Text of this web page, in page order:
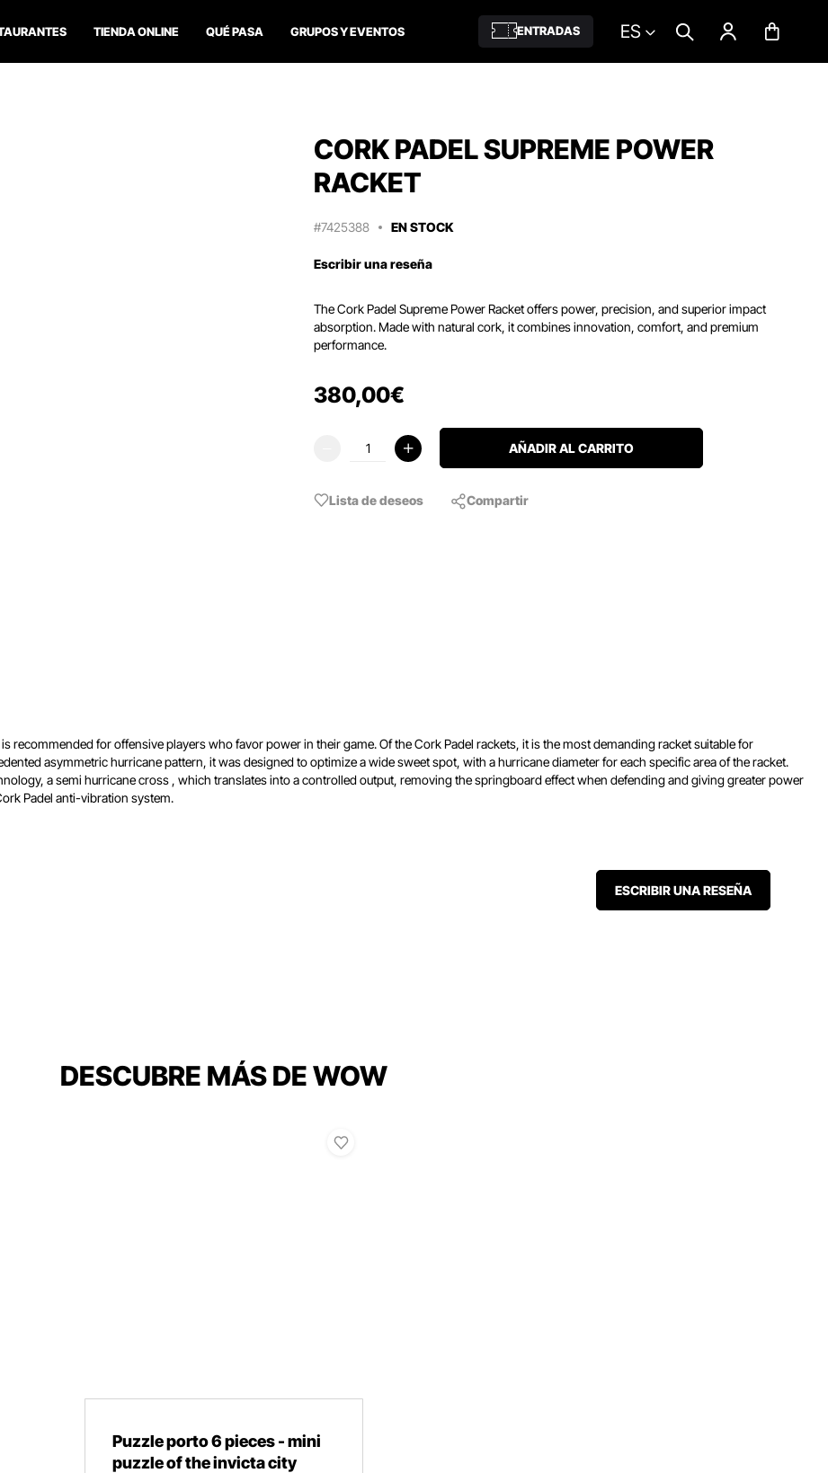
TIENDA ONLINE QUÉ PASA GRUPOS Y EVENTOS ENTRADAS ES
CORK PADEL SUPREME POWER
RACKET
#7425388 EN STOCK
Escribir una reseña
The Cork Padel Supreme Power Racket offers power, precision, and superior impact
absorption. Made with natural cork, it combines innovation, comfort, and premium
performance.
380,00€
AÑADIR AL CARRITO
Lista de deseos Compartir
recommended for offensive players who favor power in their game. Of the Cork Padel rackets, it is the most demanding racket suitable for
asymmetric hurricane pattern, it was designed to optimize a wide sweet spot, with a hurricane diameter for each specific area of ​​the racket.
a semi hurricane cross , which translates into a controlled output, removing the springboard effect when defending and giving greater power
Padel anti-vibration system.
ESCRIBIR UNA RESEÑA
DESCUBRE MÁS DE WOW
Puzzle porto 6 pieces - mini
puzzle of the invicta city